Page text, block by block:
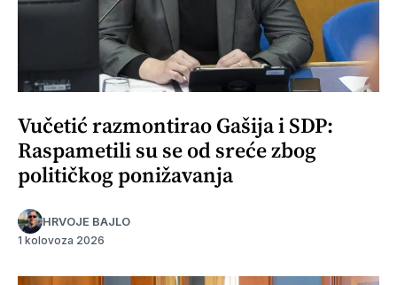
Vučetić razmontirao Gašija i SDP:
Raspametili su se od sreće zbog
političkog ponižavanja
HRVOJE BAJLO
1 kolovoza 2026